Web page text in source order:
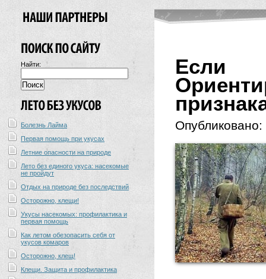
Найти:
Болезнь Лайма
Первая помощь при укусах
Летние опасности на природе
Лето без единого укуса: насекомые
не пройдут
Отдых на природе без последствий
Осторожно, клещи!
Укусы насекомых: профилактика и
первая помощь
Как летом обезопасить себя от
укусов комаров
Осторожно, клещ!
Клещи. Защита и профилактика
Опубликовано: